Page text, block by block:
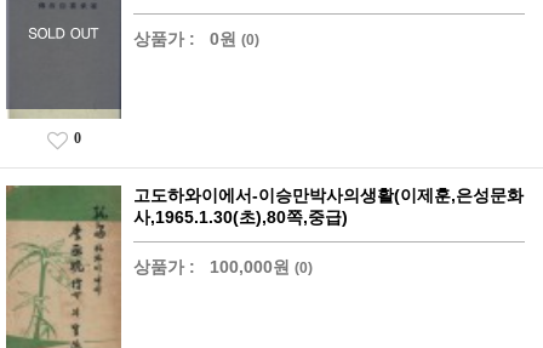
상품가 : 0원 (0)
0
고도하와이에서-이승만박사의생활(이제훈,은성문화
사,1965.1.30(초),80쪽,중급)
상품가 : 100,000원 (0)